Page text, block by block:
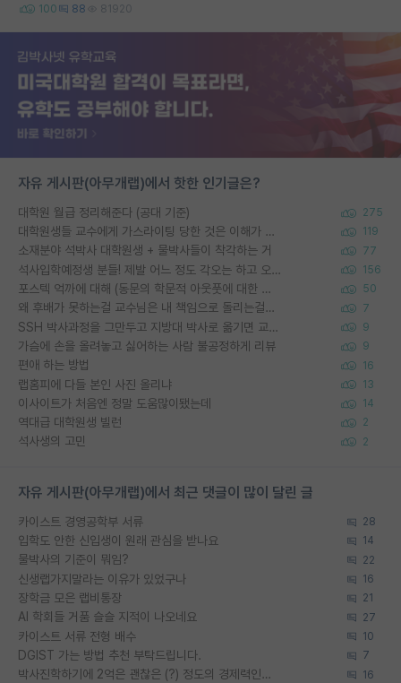
100 88 81920
자유 게시판(아무개랩)에서 핫한 인기글은?
대학원 월급 정리해준다 (공대 기준) 275
대학원생들 교수에게 가스라이팅 당한 것은 이해가 갑니다. 안타깝네요. 119
소재분야 석박사 대학원생 + 물박사들이 착각하는 거 77
석사입학예정생 분들! 제발 어느 정도 각오는 하고 오세요. 156
포스텍 억까에 대해 (동문의 학문적 아웃풋에 대한 반박) 50
왜 후배가 못하는걸 교수님은 내 책임으로 돌리는걸까요? 7
SSH 박사과정을 그만두고 지방대 박사로 옮기면 교수의 꿈은 끝일까요? 9
가슴에 손을 올려놓고 싫어하는 사람 불공정하게 리뷰 9
편애 하는 방법 16
랩홈피에 다들 본인 사진 올리냐 13
이사이트가 처음엔 정말 도움많이됐는데 14
역대급 대학원생 빌런 2
석사생의 고민 2
자유 게시판(아무개랩)에서 최근 댓글이 많이 달린 글
카이스트 경영공학부 서류 28
입학도 안한 신입생이 원래 관심을 받나요 14
물박사의 기준이 뭐임? 22
신생랩가지말라는 이유가 있었구나 16
장학금 모은 랩비통장 21
AI 학회들 거품 슬슬 지적이 나오네요 27
카이스트 서류 전형 배수 10
DGIST 가는 방법 추천 부탁드립니다. 7
박사진학하기에 2억은 괜찮은 (?) 정도의 경제력인가요 16